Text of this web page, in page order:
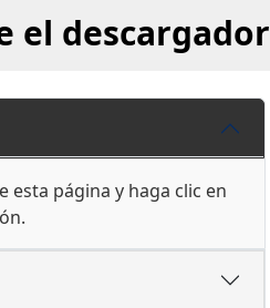
el descargador
esta página y haga clic en